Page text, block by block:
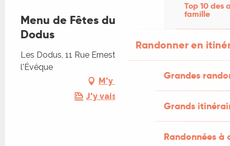
Top 10 des
famille
Randonner en
Grandes
Grands
Randonnées
Menu de Fêtes du restaurant Les
Dodus
Les Dodus, 11 Rue Ernest Marcouly, 46700 Puy-
l'Évêque
M'y rendre
J'y vais en train !